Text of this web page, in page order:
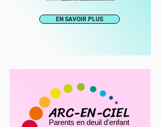
EN SAVOIR PLUS
ARC-EN-CIEL
Parents en deuil d'enfant